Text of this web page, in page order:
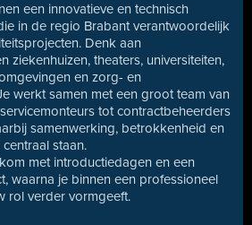
een innovatieve en technisch
in de regio Brabant verantwoordelijk
Denk aan
ziekenhuizen, theaters, universiteiten,
en zorg- en
werkt samen met een groot team van
tot contractbeheerders
samenwerking, betrokkenheid en
staan.
met introductiedagen en een
waarna je binnen een professioneel
rol verder vormgeeft.